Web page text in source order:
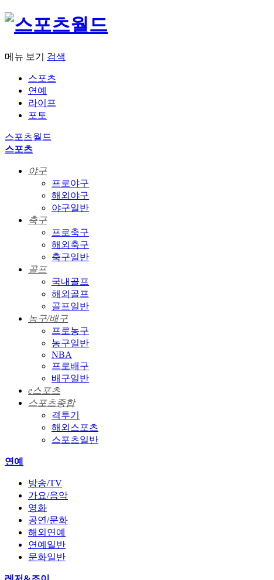
메뉴 보기 검색
스포츠
연예
라이프
포토
스포츠월드
스포츠
야구
프로야구
해외야구
야구일반
축구
프로축구
해외축구
축구일반
골프
국내골프
해외골프
골프일반
농구/배구
프로농구
농구일반
NBA
프로배구
배구일반
e스포츠
스포츠종합
격투기
해외스포츠
스포츠일반
연예
방송/TV
가요/음악
영화
공연/문화
해외연예
연예일반
문화일반